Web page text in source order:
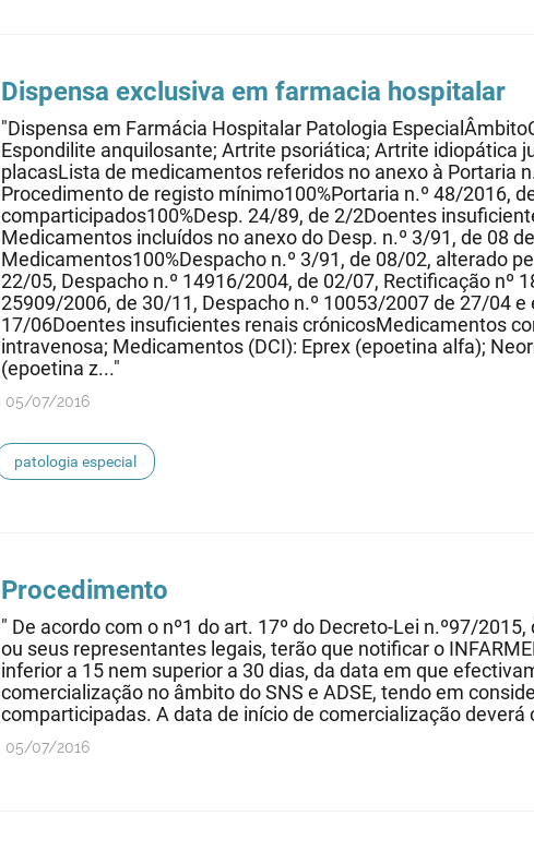
Dispensa exclusiva em farmacia hospitalar
"Dispensa em Farmácia Hospitalar Patologia
Espondilite anquilosante; Artrite psoriática; Artrite idiopática
placasLista de medicamentos referidos no anexo à Portaria
Procedimento de registo mínimo100%Portaria n.º 48/2016,
comparticipados100%Desp. 24/89, de 2/2Doentes
Medicamentos incluídos no anexo do Desp. n.º 3/91, de 08
Medicamentos100%Despacho n.º 3/91, de 08/02, alterado
22/05, Despacho n.º 14916/2004, de 02/07, Rectificação nº
25909/2006, de 30/11, Despacho n.º 10053/2007 de 27/04 e
17/06Doentes insuficientes renais crónicosMedicamentos
intravenosa; Medicamentos (DCI): Eprex (epoetina alfa);
(epoetina z..."
05/07/2016
patologia especial
Procedimento
" De acordo com o nº1 do art. 17º do Decreto-Lei n.º97/
ou seus representantes legais, terão que notificar o
inferior a 15 nem superior a 30 dias, da data em que
comercialização no âmbito do SNS e ADSE, tendo em
comparticipadas. A data de início de comercialização deverá
05/07/2016